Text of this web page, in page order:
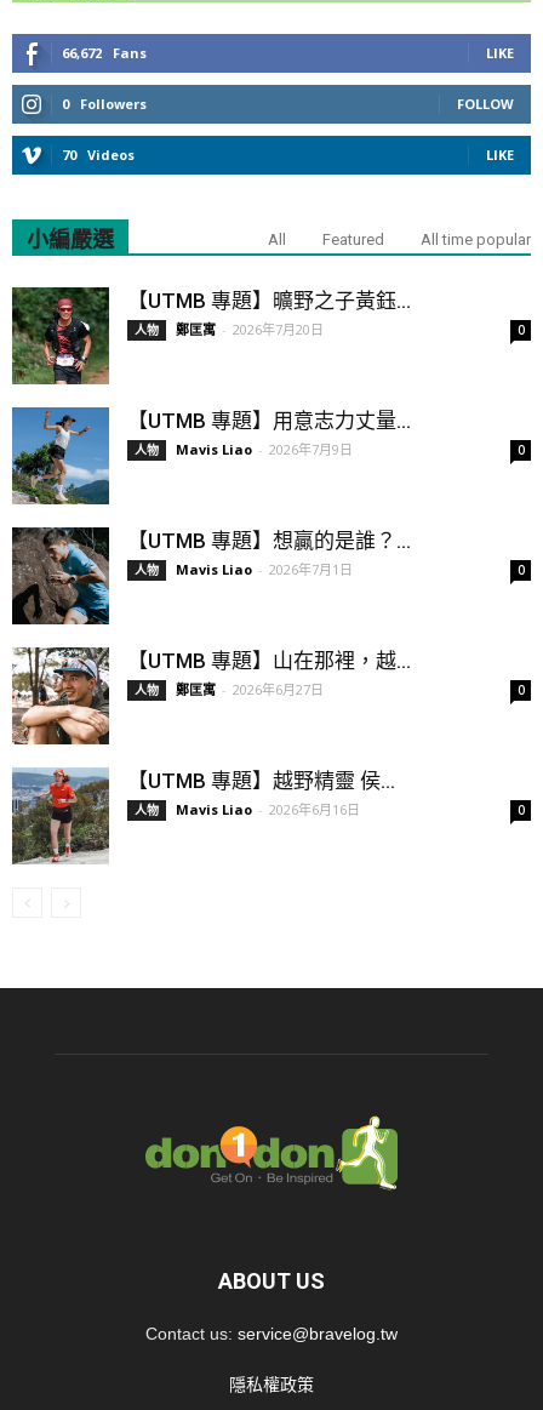
66,672 Fans LIKE
0 Followers FOLLOW
70 Videos LIKE
小編嚴選 All Featured All time popular
【UTMB 專題】曠野之子黃鈺...
人物 鄭匡寓 - 2026年7月20日 0
【UTMB 專題】用意志力丈量...
人物 Mavis Liao - 2026年7月9日 0
【UTMB 專題】想贏的是誰？...
人物 Mavis Liao - 2026年7月1日 0
【UTMB 專題】山在那裡，越...
人物 鄭匡寓 - 2026年6月27日 0
【UTMB 專題】越野精靈 侯...
人物 Mavis Liao - 2026年6月16日 0
ABOUT US
Contact us: service@bravelog.tw
隱私權政策